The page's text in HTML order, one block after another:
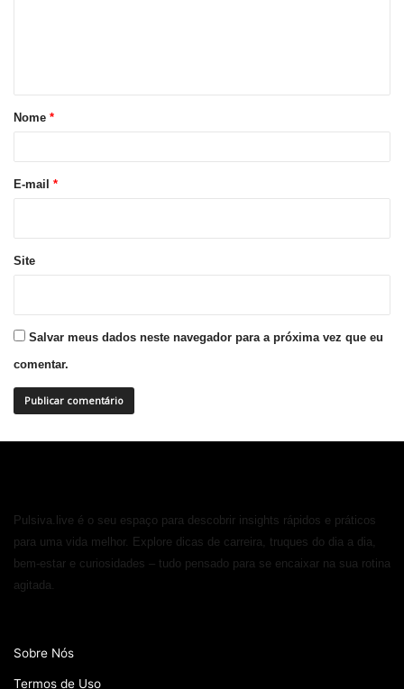
r
o
Nome *
E-mail *
Site
Salvar meus dados neste navegador para a próxima vez que eu
comentar.
Pulsiva.live é o seu espaço para descobrir insights rápidos e práticos
para uma vida melhor. Explore dicas de carreira, truques do dia a dia,
bem-estar e curiosidades – tudo pensado para se encaixar na sua rotina
agitada.
Sobre Nós
Termos de Uso